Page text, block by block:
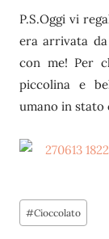
P.S.Oggi vi
era arrivata
con me! Per
piccolina e
umano in stato
Tag
articolo:
#Cioccolato